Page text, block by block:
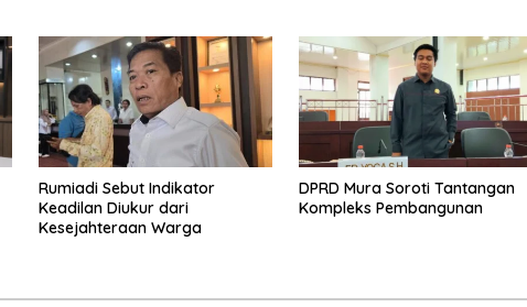
Rumiadi Sebut Indikator
Keadilan Diukur dari
Kesejahteraan Warga
DPRD Mura Soroti Tantangan
Kompleks Pembangunan